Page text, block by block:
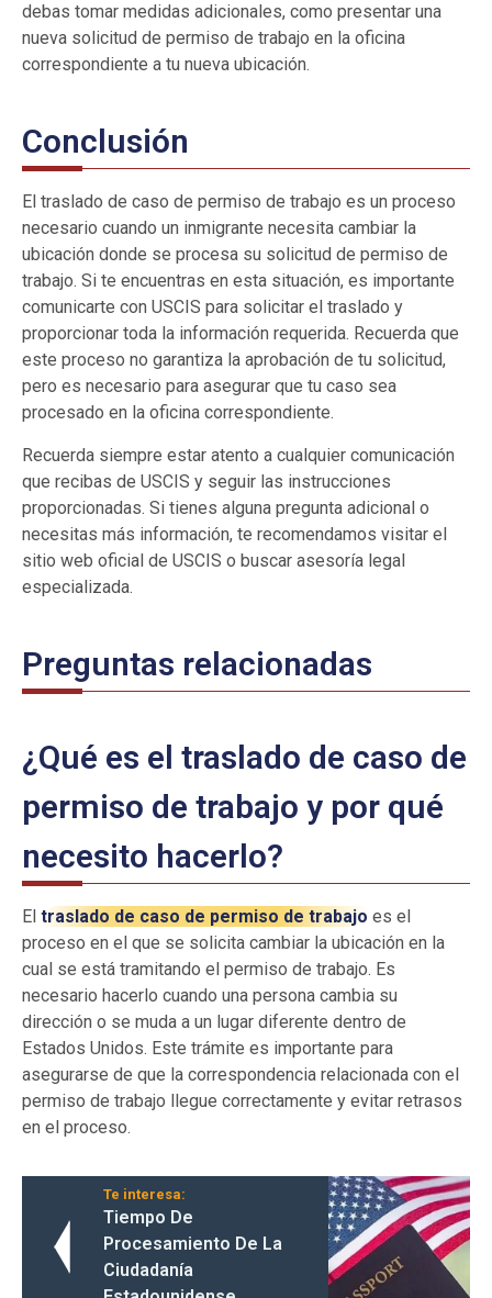
debas tomar medidas adicionales, como presentar una
nueva solicitud de permiso de trabajo en la oficina
correspondiente a tu nueva ubicación.
Conclusión
El traslado de caso de permiso de trabajo es un proceso
necesario cuando un inmigrante necesita cambiar la
ubicación donde se procesa su solicitud de permiso de
trabajo. Si te encuentras en esta situación, es importante
comunicarte con USCIS para solicitar el traslado y
proporcionar toda la información requerida. Recuerda que
este proceso no garantiza la aprobación de tu solicitud,
pero es necesario para asegurar que tu caso sea
procesado en la oficina correspondiente.
Recuerda siempre estar atento a cualquier comunicación
que recibas de USCIS y seguir las instrucciones
proporcionadas. Si tienes alguna pregunta adicional o
necesitas más información, te recomendamos visitar el
sitio web oficial de USCIS o buscar asesoría legal
especializada.
Preguntas relacionadas
¿Qué es el traslado de caso de
permiso de trabajo y por qué
necesito hacerlo?
El traslado de caso de permiso de trabajo es el
proceso en el que se solicita cambiar la ubicación en la
cual se está tramitando el permiso de trabajo. Es
necesario hacerlo cuando una persona cambia su
dirección o se muda a un lugar diferente dentro de
Estados Unidos. Este trámite es importante para
asegurarse de que la correspondencia relacionada con el
permiso de trabajo llegue correctamente y evitar retrasos
en el proceso.
Te interesa:
Tiempo De
Procesamiento De La
Ciudadanía